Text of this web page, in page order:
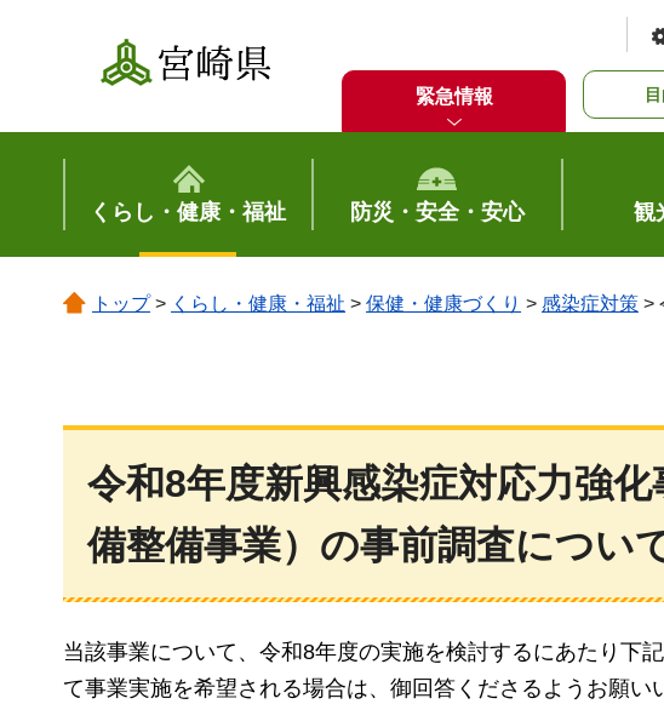
宮崎県
緊急情報
くらし・健康・福祉 防災・安全・安心 観
トップ> くらし・健康・福祉 > 保健・健康づくり > 感染症対策 >
令和8年度新興感染症対応力強
備整備事業）の事前調査につい
当該事業について、令和8年度の実施を検討するにあたり下
て事業実施を希望される場合は、御回答くださるようお願い